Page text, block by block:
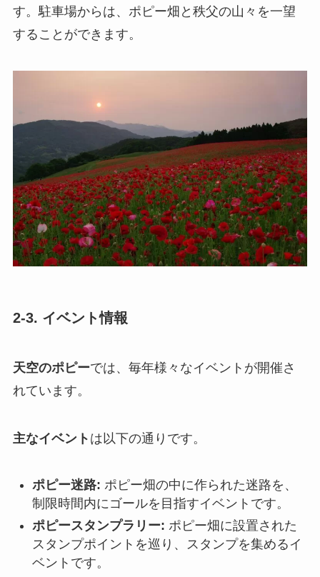
す。駐車場からは、ポピー畑と秩父の山々を一望
することができます。
2-3. イベント情報
天空のポピーでは、毎年様々なイベントが開催さ
れています。
主なイベント は以下の通りです。
ポピー迷路: ポピー畑の中に作られた迷路を、
制限時間内にゴールを目指すイベントです。
ポピースタンプラリー: ポピー畑に設置された
スタンプポイントを巡り、スタンプを集めるイ
ベントです。